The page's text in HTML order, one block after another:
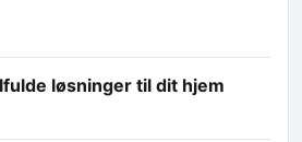
løsninger til dit hjem